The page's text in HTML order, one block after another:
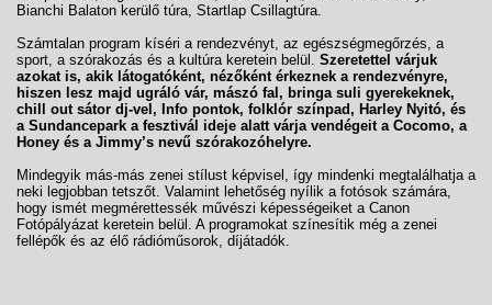
Bianchi Balaton kerülő túra, Startlap Csillagtúra.
Számtalan program kíséri a rendezvényt, az egészségmegőrzés, a
sport, a szórakozás és a kultúra keretein belül. Szeretettel várjuk
azokat is, akik látogatóként, nézőként érkeznek a rendezvényre,
hiszen lesz majd ugráló vár, mászó fal, bringa suli gyerekeknek,
chill out sátor dj-vel, Info pontok, folklór színpad, Harley Nyitó, és
a Sundancepark a fesztivál ideje alatt várja vendégeit a Cocomo, a
Honey és a Jimmy’s nevű szórakozóhelyre.
Mindegyik más-más zenei stílust képvisel, így mindenki megtalálhatja a
neki legjobban tetszőt. Valamint lehetőség nyílik a fotósok számára,
hogy ismét megmérettessék művészi képességeiket a Canon
Fotópályázat keretein belül. A programokat színesítik még a zenei
fellépők és az élő rádióműsorok, díjátadók.